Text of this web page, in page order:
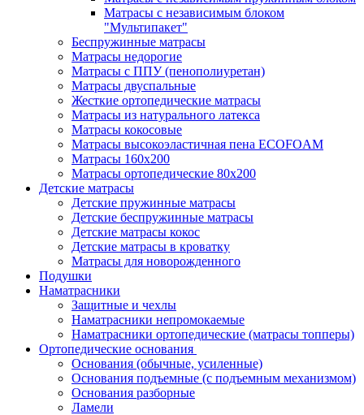
Матрасы с независимым блоком
"Мультипакет"
Беспружинные матрасы
Матрасы недорогие
Матрасы с ППУ (пенополиуретан)
Матрасы двуспальные
Жесткие ортопедические матрасы
Матрасы из натурального латекса
Матрасы кокосовые
Матрасы высокоэластичная пена ECOFOAM
Матрасы 160х200
Матрасы ортопедические 80х200
Детские матрасы
Детские пружинные матрасы
Детские беспружинные матрасы
Детские матрасы кокос
Детские матрасы в кроватку
Матрасы для новорожденного
Подушки
Наматрасники
Защитные и чехлы
Наматрасники непромокаемые
Наматрасники ортопедические (матрасы топперы)
Ортопедические основания
Основания (обычные, усиленные)
Основания подъемные (с подъемным механизмом)
Основания разборные
Ламели